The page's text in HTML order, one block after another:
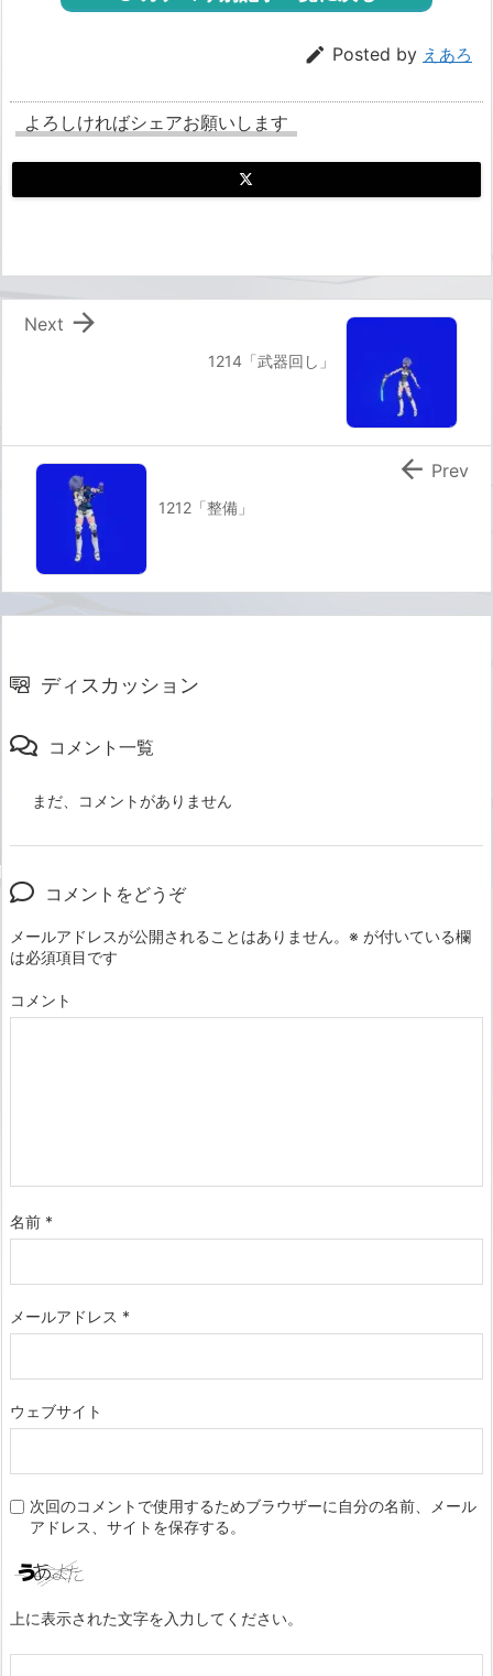
 Posted by えあろ
よろしければシェアお願いします
1214「武器回し」

Next
1212「整備」
 Prev
ディスカッション
コメント一覧
まだ、コメントがありません
コメントをどうぞ
メールアドレスが公開されることはありません。 ※ が付いている欄
は必須項目です
コメント
名前 *
メールアドレス *
ウェブサイト
次回のコメントで使用するためブラウザーに自分の名前、メール
アドレス、サイトを保存する。
上に表示された文字を入力してください。